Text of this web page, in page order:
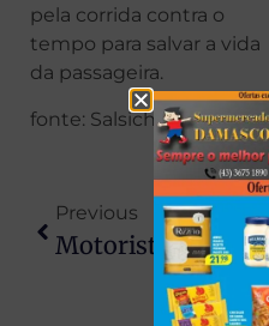
pela corrida contra o
tempo para salvar a vida
da passageira.
fonte: Salsicha Maringá
Previous
Motorista Embriagado É Preso Após Acidente Fatal Em Maringá; Guarda Municipal A Caminho Do Plantão Impediu Fuga